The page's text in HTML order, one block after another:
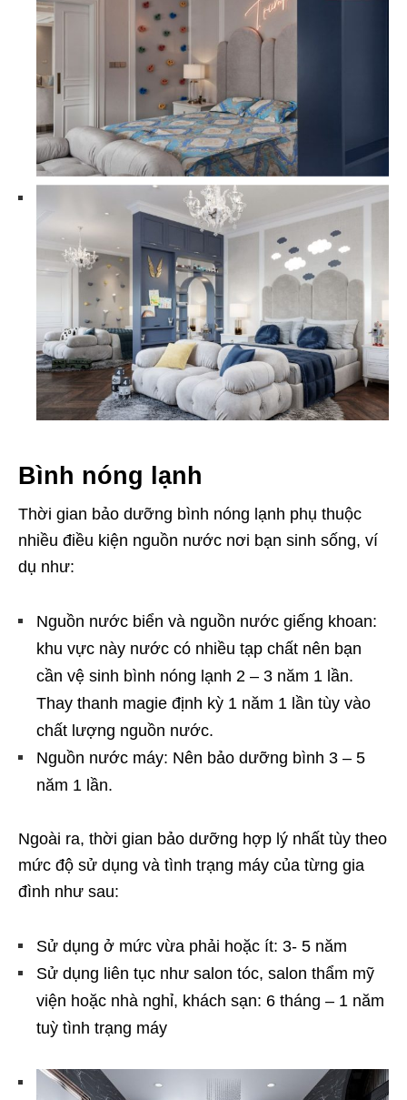
Bình nóng lạnh
Thời gian bảo dưỡng bình nóng lạnh phụ thuộc
nhiều điều kiện nguồn nước nơi bạn sinh sống, ví
dụ như:
Nguồn nước biển và nguồn nước giếng khoan:
khu vực này nước có nhiều tạp chất nên bạn
cần vệ sinh bình nóng lạnh 2 – 3 năm 1 lần.
Thay thanh magie định kỳ 1 năm 1 lần tùy vào
chất lượng nguồn nước.
Nguồn nước máy: Nên bảo dưỡng bình 3 – 5
năm 1 lần.
Ngoài ra, thời gian bảo dưỡng hợp lý nhất tùy theo
mức độ sử dụng và tình trạng máy của từng gia
đình như sau:
Sử dụng ở mức vừa phải hoặc ít: 3- 5 năm
Sử dụng liên tục như salon tóc, salon thẩm mỹ
viện hoặc nhà nghỉ, khách sạn: 6 tháng – 1 năm
tuỳ tình trạng máy